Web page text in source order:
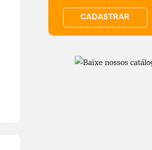
CADASTRAR